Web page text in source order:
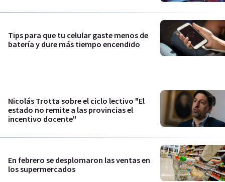
Tips para que tu celular gaste menos de
batería y dure más tiempo encendido
Nicolás Trotta sobre el ciclo lectivo "El
estado no remite a las provincias el
incentivo docente"
En febrero se desplomaron las ventas en
los supermercados